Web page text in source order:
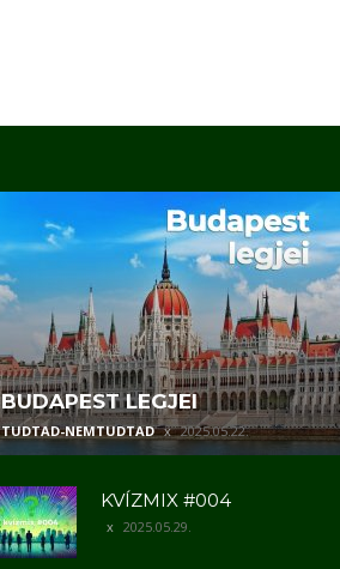
BUDAPEST LEGJEI
TUDTAD-NEMTUDTAD 2025.05.22.
KVÍZMIX #004
2025.05.29.